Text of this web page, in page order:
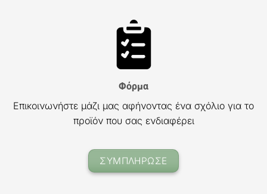
Φόρμα
Επικοινωνήστε μάζι μας αφήνοντας ένα σχόλιο για το
προϊόν που σας ενδιαφέρει
ΣΥΜΠΛΗΡΩΣΕ